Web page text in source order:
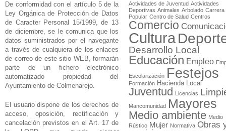
De conformidad con el artículo 5 de la
Ley Orgánica de Protección de Datos
de Caracter Personal 15/1999, de 13
de diciembre, se le comunica que los
datos suministrados por el navegante
a través de cualquiera de los enlaces
de correo de este sitio WEB, formarán
parte de un fichero electrónico
automatizado propiedad del
Ayuntamiento de Colmenarejo.
El usuario dispone de los derechos de
acceso, oposición, rectificación y
cancelación previstos en el Art. 17 de
Actividades de Juventud Actividades
Deportivas Animales Arbolado Carrera
Popular Centro de Salud Centros
Comercio
Cultura
Desarrollo Local
Educación Empleo
Escolarización Festejos
Formación Hacienda Local
Juventud Licencias
Mancomunidad Mayores
Medio ambiente Medio
Rústico Mujer Normativa Obras